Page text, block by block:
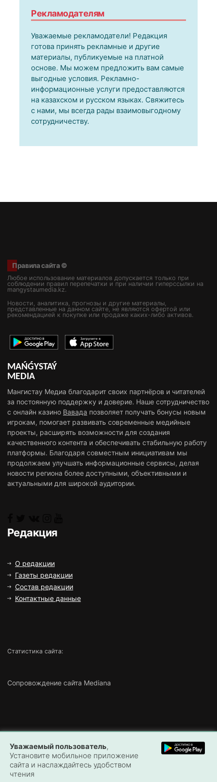
Рекламодателям
Уважаемые рекламодатели! Редакция
готова принять рекламные и другие
материалы, публикуемые на платной
основе. Мы можем предложить вам самые
выгодные условия. Рекламно-
информационные услуги предоставляются
на казахском и русском языках. Свяжитесь
с нами, мы всегда рады взаимовыгодному
сотрудничеству.
Правила сайта ©
Любое использование материалов допускается только при
соблюдении правил перепечатки и при наличии гиперссылки на
mangystaumedia.kz.
Новости, аналитика, прогнозы и другие материалы,
представленные на данном сайте, не являются офертой или
рекомендацией к покупке или продаже каких-либо активов.
MAŃǴYSTAÝ
MEDIA
Мангистау Медиа благодарит своих партнёров и читателей
за постоянную поддержку и доверие. Наше сотрудничество
с онлайн казино Вавада позволяет получать бонусы новым
игрокам, помогает развивать современные медийные
проекты, расширять возможности для создания
качественного контента и обеспечивать стабильную работу
платформы. Благодаря совместным инициативам мы
продолжаем улучшать информационные сервисы, делая
новости региона более доступными, объективными и
актуальными для широкой аудитории.
Редакция
О редакции
Газеты редакции
Состав редакции
Контактные данные
Статистика сайта:
Сопровождение сайта Mediana
Медиа»
Уважаемый пользователь,
Установите мобильное приложение
сайта и наслаждайтесь удобством
чтения